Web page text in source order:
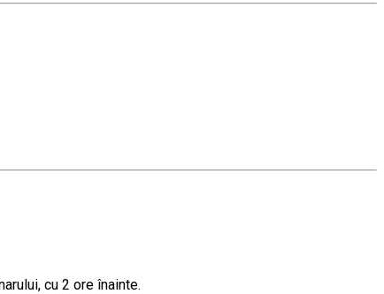
cu 2 ore înainte.